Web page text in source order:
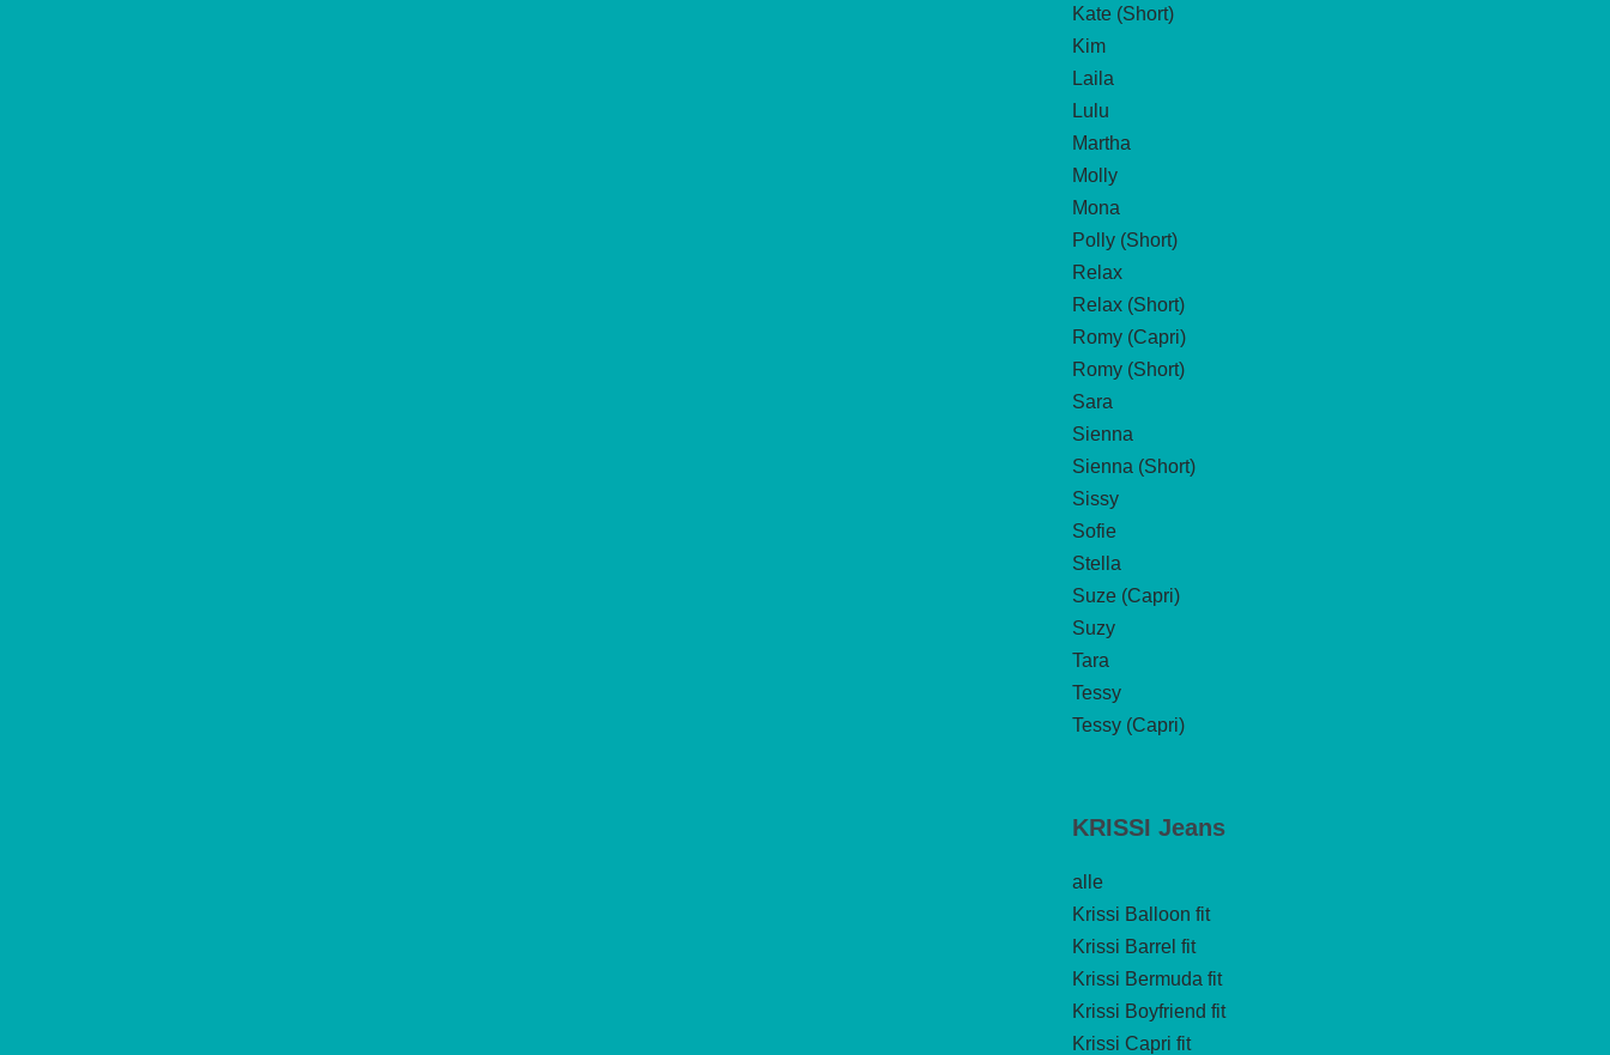
Kate (Short)
Kim
Laila
Lulu
Martha
Molly
Mona
Polly (Short)
Relax
Relax (Short)
Romy (Capri)
Romy (Short)
Sara
Sienna
Sienna (Short)
Sissy
Sofie
Stella
Suze (Capri)
Suzy
Tara
Tessy
Tessy (Capri)
KRISSI Jeans
alle
Krissi Balloon fit
Krissi Barrel fit
Krissi Bermuda fit
Krissi Boyfriend fit
Krissi Capri fit